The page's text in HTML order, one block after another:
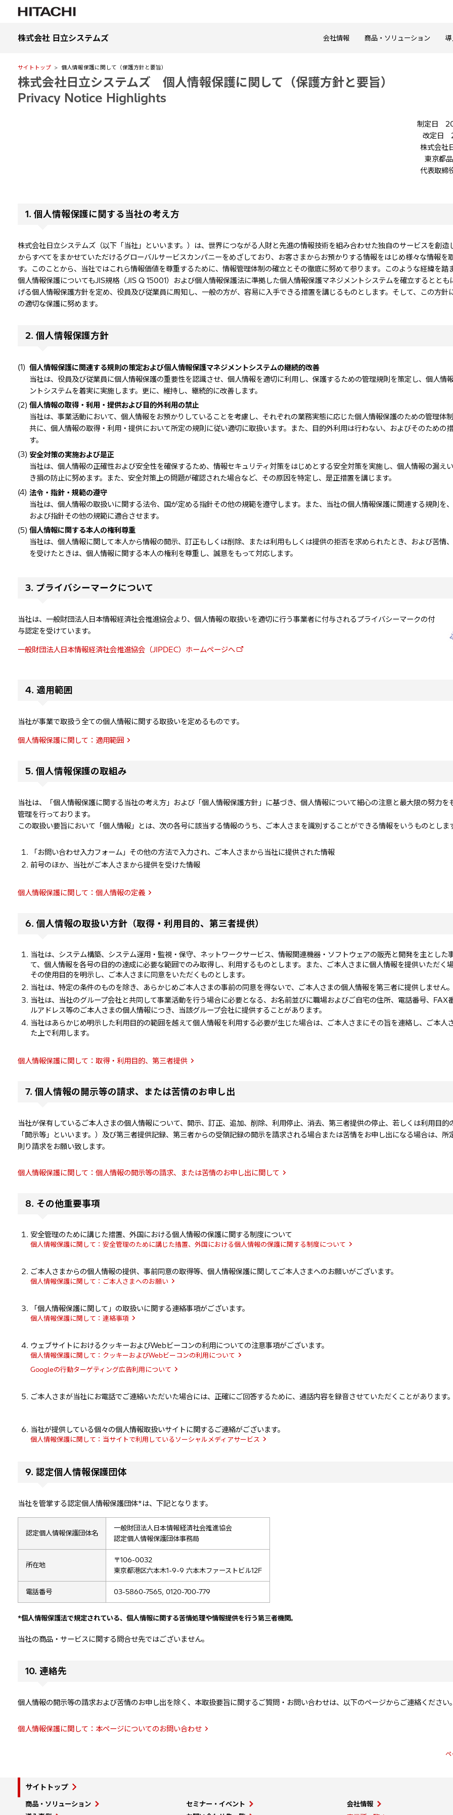
株式会社 日立システムズ 会社情報 商品・ソリューション 導
サイトトップ 個人情報保護に関して（保護方針と要旨）
株式会社日立システムズ 個人情報保護に関して（保護方針と要旨）
Privacy Notice Highlights
制定日
改定日
株式会社
東京都
代表取締
1. 個人情報保護に関する当社の考え方
株式会社日立システムズ（以下「当社」といいます。）は、世界につながる人財と先進の情報技術を組み合わせた独自のサービスを創造
からすべてをまかせていただけるグローバルサービスカンパニーをめざしており、お客さまからお預かりする情報をはじめ様々な情報を
す。このことから、当社ではこれら情報価値を尊重するために、情報管理体制の確立とその徹底に努めて参ります。このような経緯を踏
個人情報保護についてもJIS規格（JIS Q 15001）および個人情報保護法に準拠した個人情報保護マネジメントシステムを確立するととも
げる個人情報保護方針を定め、役員及び従業員に周知し、一般の方が、容易に入手できる措置を講じるものとします。そして、この方針
の適切な保護に努めます。
2. 個人情報保護方針
(1) 個人情報保護に関連する規則の策定および個人情報保護マネジメントシステムの継続的改善
当社は、役員及び従業員に個人情報保護の重要性を認識させ、個人情報を適切に利用し、保護するための管理規則を策定し、個人情
ントシステムを着実に実施します。更に、維持し、継続的に改善します。
(2) 個人情報の取得・利用・提供および目的外利用の禁止
当社は、事業活動において、個人情報をお預かりしていることを考慮し、それぞれの業務実態に応じた個人情報保護のための管理体
共に、個人情報の取得・利用・提供において所定の規則に従い適切に取扱います。また、目的外利用は行わない、およびそのための
す。
(3) 安全対策の実施および是正
当社は、個人情報の正確性および安全性を確保するため、情報セキュリティ対策をはじめとする安全対策を実施し、個人情報の漏え
き損の防止に努めます。また、安全対策上の問題が確認された場合など、その原因を特定し、是正措置を講じます。
(4) 法令・指針・規範の遵守
当社は、個人情報の取扱いに関する法令、国が定める指針その他の規範を遵守します。また、当社の個人情報保護に関連する規則を
および指針その他の規範に適合させます。
(5) 個人情報に関する本人の権利尊重
当社は、個人情報に関して本人から情報の開示、訂正もしくは削除、または利用もしくは提供の拒否を求められたとき、および苦情
を受けたときは、個人情報に関する本人の権利を尊重し、誠意をもって対応します。
3. プライバシーマークについて
当社は、一般財団法人日本情報経済社会推進協会より、個人情報の取扱いを適切に行う事業者に付与されるプライバシーマークの付
与認定を受けています。
一般財団法人日本情報経済社会推進協会（JIPDEC）ホームページへ
4. 適用範囲
当社が事業で取扱う全ての個人情報に関する取扱いを定めるものです。
個人情報保護に関して：適用範囲
5. 個人情報保護の取組み
当社は、「個人情報保護に関する当社の考え方」および「個人情報保護方針」に基づき、個人情報について細心の注意と最大限の努力を
管理を行っております。
この取扱い要旨において「個人情報」とは、次の各号に該当する情報のうち、ご本人さまを識別することができる情報をいうものとしま
「お問い合わせ入力フォーム」その他の方法で入力され、ご本人さまから当社に提供された情報
前号のほか、当社がご本人さまから提供を受けた情報
個人情報保護に関して：個人情報の定義
6. 個人情報の取扱い方針（取得・利用目的、第三者提供）
当社は、システム構築、システム運用・監視・保守、ネットワークサービス、情報関連機器・ソフトウェアの販売と開発を主とした
て、個人情報を各号の目的の達成に必要な範囲でのみ取得し、利用するものとします。また、ご本人さまに個人情報を提供いただく
その使用目的を明示し、ご本人さまに同意をいただくものとします。
当社は、特定の条件のものを除き、あらかじめご本人さまの事前の同意を得ないで、ご本人さまの個人情報を第三者に提供しません。
当社は、当社のグループ会社と共同して事業活動を行う場合に必要となる、お名前並びに職場およびご自宅の住所、電話番号、FAX
ルアドレス等のご本人さまの個人情報につき、当該グループ会社に提供することがあります。
当社はあらかじめ明示した利用目的の範囲を越えて個人情報を利用する必要が生じた場合は、ご本人さまにその旨を連絡し、ご本人
た上で利用します。
個人情報保護に関して：取得・利用目的、第三者提供
7. 個人情報の開示等の請求、または苦情のお申し出
当社が保有しているご本人さまの個人情報について、開示、訂正、追加、削除、利用停止、消去、第三者提供の停止、若しくは利用目的
「開示等」といいます。）及び第三者提供記録、第三者からの受領記録の開示を請求される場合または苦情をお申し出になる場合は、所
則り請求をお願い致します。
個人情報保護に関して：個人情報の開示等の請求、または苦情のお申し出に関して
8. その他重要事項
安全管理のために講じた措置、外国における個人情報の保護に関する制度について
個人情報保護に関して：安全管理のために講じた措置、外国における個人情報の保護に関する制度について
ご本人さまからの個人情報の提供、事前同意の取得等、個人情報保護に関してご本人さまへのお願いがございます。
個人情報保護に関して：ご本人さまへのお願い
「個人情報保護に関して」の取扱いに関する連絡事項がございます。
個人情報保護に関して：連絡事項
ウェブサイトにおけるクッキーおよびWebビーコンの利用についての注意事項がございます。
個人情報保護に関して：クッキーおよびWebビーコンの利用について
Googleの行動ターゲティング広告利用について
ご本人さまが当社にお電話でご連絡いただいた場合には、正確にご回答するために、通話内容を録音させていただくことがあります。
当社が提供している個々の個人情報取扱いサイトに関するご連絡がございます。
個人情報保護に関して：当サイトで利用しているソーシャルメディアサービス
9. 認定個人情報保護団体
当社を管掌する認定個人情報保護団体*は、下記となります。
認定個人情報保護団体名
一般財団法人日本情報経済社会推進協会
認定個人情報保護団体事務局
所在地
〒106-0032
東京都港区六本木1-9-9 六本木ファーストビル12F
電話番号 03-5860-7565, 0120-700-779
*個人情報保護法で規定されている、個人情報に関する苦情処理や情報提供を行う第三者機関。
当社の商品・サービスに関する問合せ先ではございません。
10. 連絡先
個人情報の開示等の請求および苦情のお申し出を除く、本取扱要旨に関するご質問・お問い合わせは、以下のページからご連絡ください。
個人情報保護に関して：本ページについてのお問い合わせ
ペ
サイトトップ
商品・ソリューション
セミナー・イベント
会社情報